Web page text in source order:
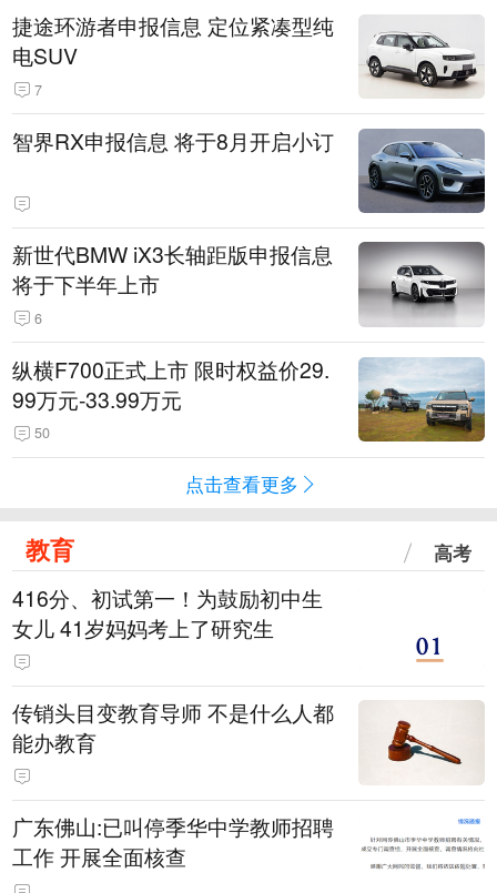
捷途环游者申报信息 定位紧凑型纯
电SUV
7
智界RX申报信息 将于8月开启小订
新世代BMW iX3长轴距版申报信息
将于下半年上市
6
纵横F700正式上市 限时权益价29.
99万元-33.99万元
50
点击查看更多
教育 高考
416分、初试第一！为鼓励初中生
女儿 41岁妈妈考上了研究生
传销头目变教育导师 不是什么人都
能办教育
广东佛山:已叫停季华中学教师招聘
工作 开展全面核查